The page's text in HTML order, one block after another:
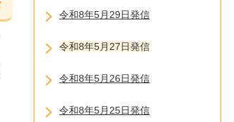
令和8年5月29日発信
令和8年5月27日発信
令和8年5月26日発信
令和8年5月25日発信